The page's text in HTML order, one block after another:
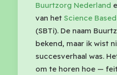
Buurtzorg Nederland
van het Science
(SBTi). De naam
bekend, maar ik wist
succesverhaal was.
om te horen hoe —